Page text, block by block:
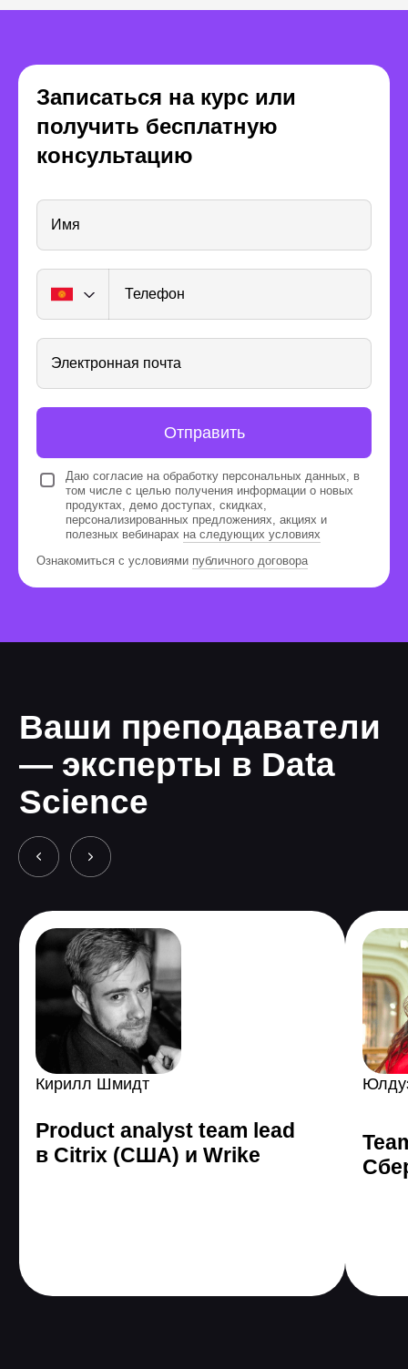
Записаться на курс или
получить бесплатную
консультацию
Имя
Телефон
Электронная почта
Отправить
Даю согласие на обработку персональных данных, в
том числе с целью получения информации о новых
продуктах, демо доступах, скидках,
персонализированных предложениях, акциях и
полезных вебинарах на следующих условиях
Ознакомиться с условиями публичного договора
Получите опыт
реальной работы
Сможете использовать
облачную платформу для
практики во время обучения
Будете использовать сервис для
создания виртуальных машин,
настройки серверов, хранения
и шифрования данных
3 485 589человек по
всему миру уже
поменяли жизнь с
помощью GeekBrains
Все еще сомневаетесь?
Получить консультацию
Программа онлайн-
курса